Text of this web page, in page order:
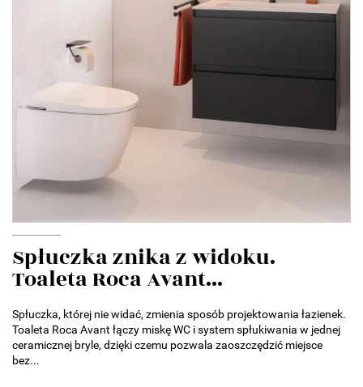
Spłuczka znika z widoku.
Toaleta Roca Avant...
Spłuczka, której nie widać, zmienia sposób projektowania łazienek.
Toaleta Roca Avant łączy miskę WC i system spłukiwania w jednej
ceramicznej bryle, dzięki czemu pozwala zaoszczędzić miejsce
bez...